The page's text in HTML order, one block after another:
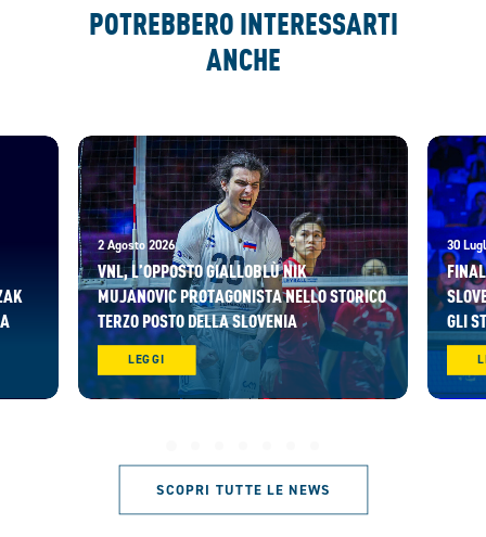
POTREBBERO INTERESSARTI
ANCHE
2 Agosto 2026
VNL, L’OPPOSTO GIALLOBLÙ NIK
MUJANOVIC PROTAGONISTA NELLO STORICO
TERZO POSTO DELLA SLOVENIA
LEGGI
30
GLI
SCOPRI TUTTE LE NEWS